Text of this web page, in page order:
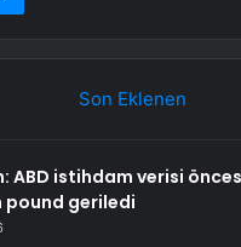
Son Eklenen
ABD istihdam verisi
pound geriledi